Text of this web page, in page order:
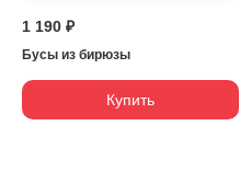
1 190 ₽
Бусы из бирюзы
Купить